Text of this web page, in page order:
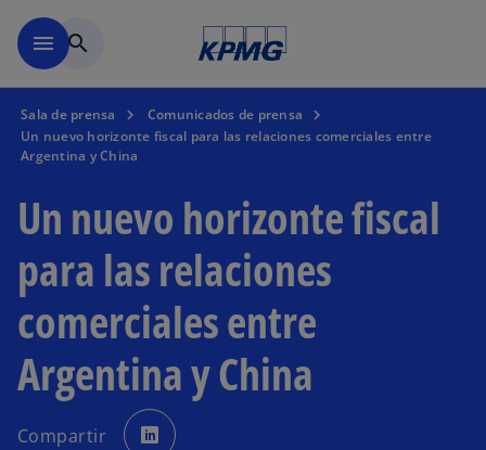
menu search
Sala de prensa
Comunicados de prensa
Un nuevo horizonte fiscal para las relaciones comerciales entre
Argentina y China
Un nuevo horizonte fiscal
para las relaciones
comerciales entre
Argentina y China
Compartir e
a